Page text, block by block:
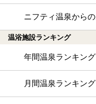
ニフティ温泉から
温浴施設ランキング
年間温泉ランキング
月間温泉ランキング